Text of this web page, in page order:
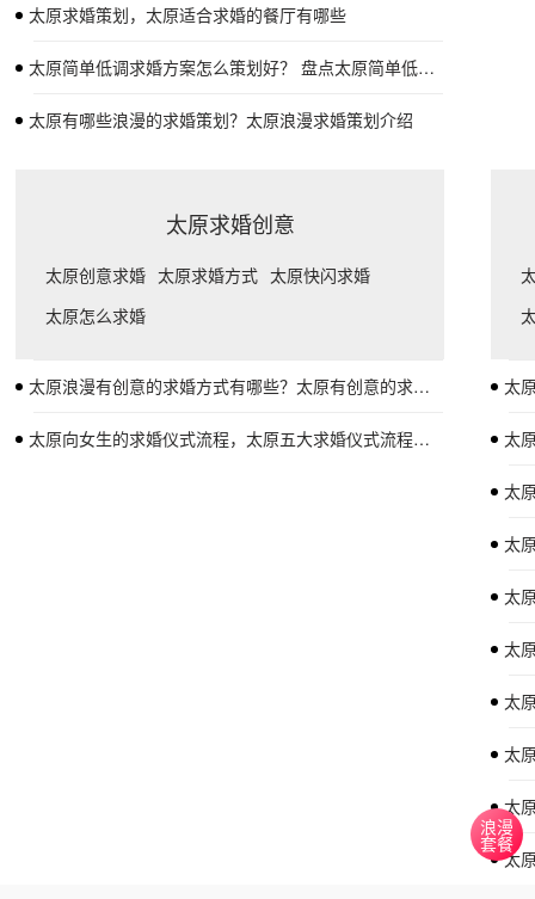
太原求婚策划，太原适合求婚的餐厅有哪些
太原简单低调求婚方案怎么策划好？ 盘点太原简单低调求婚策划
太原有哪些浪漫的求婚策划？太原浪漫求婚策划介绍
太原求婚创意
太原创意求婚 太原求婚方式 太原快闪求婚
太原怎么求婚
太原浪漫有创意的求婚方式有哪些？太原有创意的求婚策划
太原向女生的求婚仪式流程，太原五大求婚仪式流程介绍
太
太
太
太
太
太
太
太
太
太
浪漫
套餐